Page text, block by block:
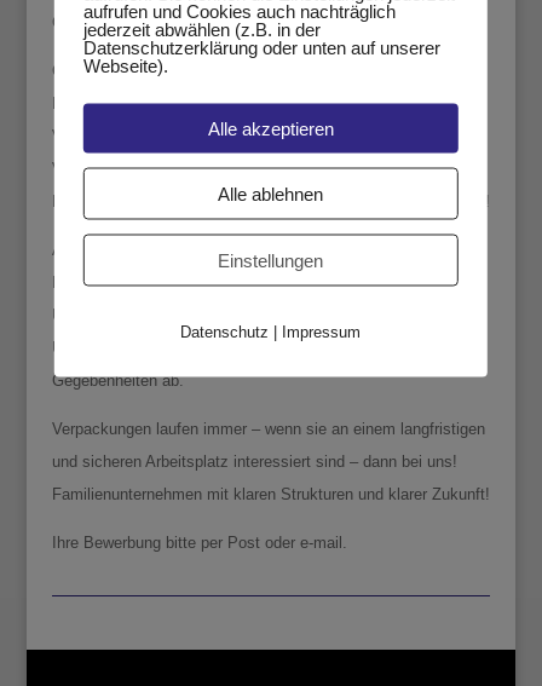
Gehilfen.
Geeignet sind alle Ausbildungsrichtungen als Mechaniker,
Maschinenführer usw.. Ideal wäre
Verpackungsmitteltechnologe oder
Verpackungsmittelmechaniker. 10-Klassenabschluss und ein
Facharbeiterabschluss sind notwendig. Alter spielt keine Rolle!
Arbeitszeit ist täglich von 07.00 bis 16.00 Uhr. Gute
Bezahlung, Monats- und Jahresleistungsprämien und
Urlaubsgeld. Wahlweise Arbeitszeitkonto oder
Überstundenbezahlung mit Zuschlag runden die finanziellen
Gegebenheiten ab.
Verpackungen laufen immer – wenn sie an einem langfristigen
und sicheren Arbeitsplatz interessiert sind – dann bei uns!
Familienunternehmen mit klaren Strukturen und klarer Zukunft!
Ihre Bewerbung bitte per Post oder e-mail.
aufrufen und Cookies auch nachträglich
jederzeit abwählen (z.B. in der
Datenschutzerklärung oder unten auf unserer
Webseite).
Alle akzeptieren
Alle ablehnen
Einstellungen
Datenschutz | Impressum